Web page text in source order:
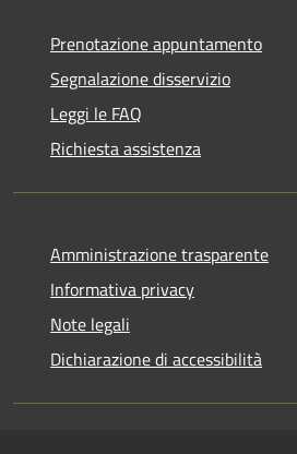
Prenotazione appuntamento
Segnalazione disservizio
Leggi le FAQ
Richiesta assistenza
Amministrazione trasparente
Informativa privacy
Note legali
Dichiarazione di accessibilità